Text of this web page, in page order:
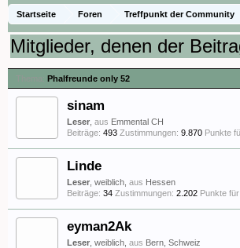
Startseite Foren
Treffpunkt der Community
Orchideenfotos (Phalaenopsis)
Phalfreunde
Mitglieder, denen der
Thema: Phalfreunde only 52
sinam
Leser aus Emmental CH
Beiträge: 493 Zustimmungen: 9.870 Punkte
Linde
Leser , weiblich, aus Hessen
Beiträge: 34 Zustimmungen: 2.202 Punkte
eyman2Ak
Leser , weiblich, aus Bern, Schweiz